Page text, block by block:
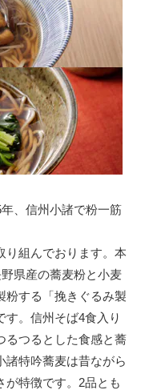
、信州小諸で粉一筋
り組んでおります。本
県産の蕎麦粉と小麦
粉する「挽きぐるみ製
。信州そば4食入り
るつるとした食感と蕎
諸特吟蕎麦は昔ながら
が特徴です。2品とも